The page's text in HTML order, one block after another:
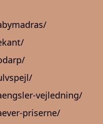
vejledning/
priserne/